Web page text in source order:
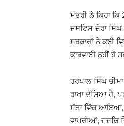
ਮੰਤਰੀ ਨੇ ਕਿਹਾ
ਜਸਟਿਸ ਜ਼ੋਰਾ
ਸਰਕਾਰਾਂ ਨੇ ਕਈ
ਕਾਰਵਾਈ ਨਹੀਂ ਹੋ
ਹਰਪਾਲ ਸਿੰਘ
ਰਾਖਾ ਦੱਸਿਆ ਹੈ,
ਸੱਤਾ ਵਿੱਚ ਆਇਆ,
ਵਾਪਰੀਆਂ, ਜਦਕਿ